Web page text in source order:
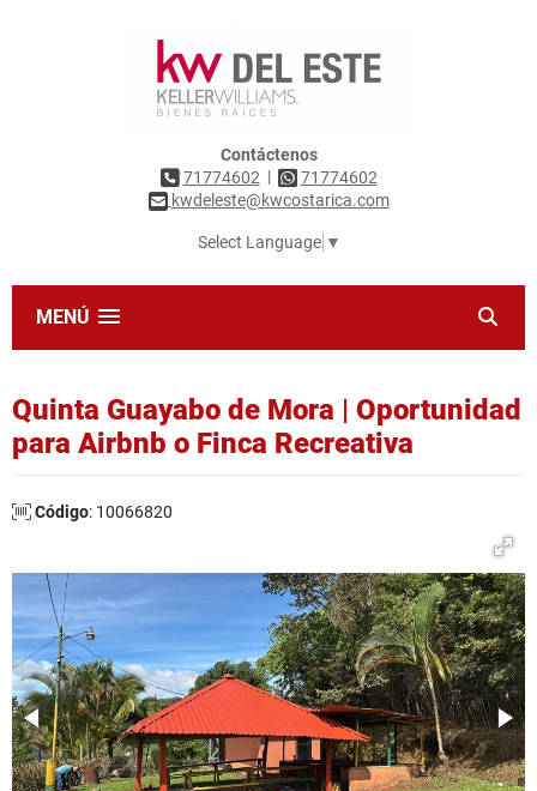
Contáctenos
71774602 |
71774602
kwdeleste@kwcostarica.com
Select Language ▼
MENÚ
Quinta Guayabo de Mora | Oportunidad
para Airbnb o Finca Recreativa
Código: 10066820